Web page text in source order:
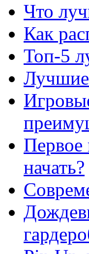
Что
Как
Топ-5
Лучшие
Первое
начать?